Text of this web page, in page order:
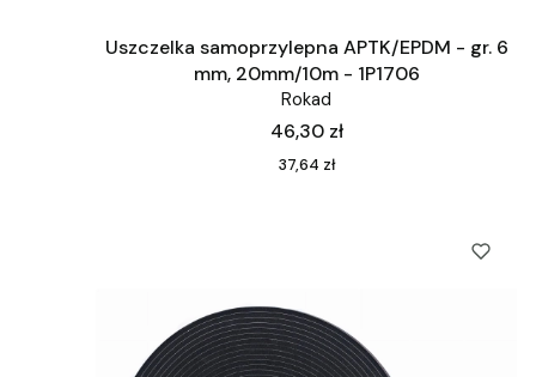
Uszczelka samoprzylepna APTK/EPDM - gr. 6
mm, 20mm/10m - 1P1706
Rokad
Cena
46,30 zł
Cena
37,64 zł